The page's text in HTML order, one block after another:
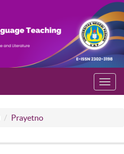
Prayetno